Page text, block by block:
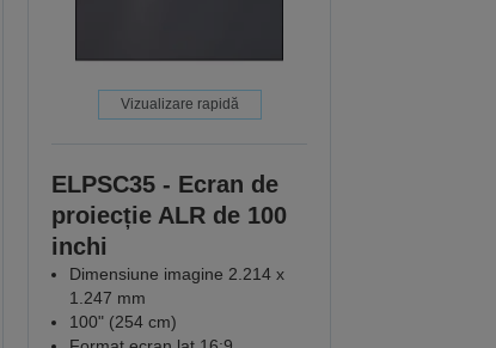
Vizualizare rapidă
ELPSC35 - Ecran de
proiecție ALR de 100
inchi
Dimensiune imagine 2.214 x
1.247 mm
100" (254 cm)